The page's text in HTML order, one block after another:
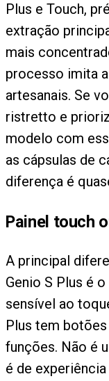
Plus e Touch,
extração
mais
processo imita
artesanais. Se
ristretto e
modelo com
as cápsulas de
diferença é
Painel touch
A principal
Genio S Plus é
sensível ao
Plus tem
funções. Não é
é de